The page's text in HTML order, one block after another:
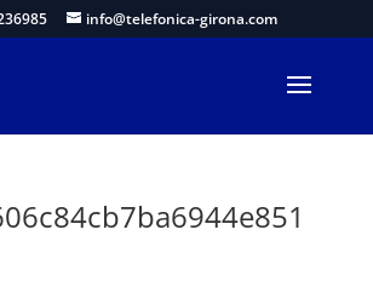
info@telefonica-girona.com